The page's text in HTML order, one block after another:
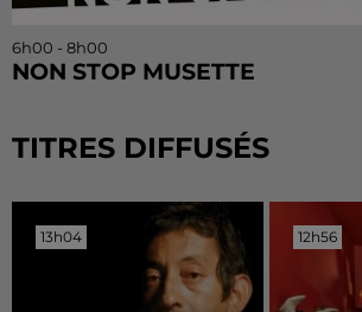
6h00 - 8h00
NON STOP MUSETTE
TITRES DIFFUSÉS
13h04
13h04 12h56
12h56